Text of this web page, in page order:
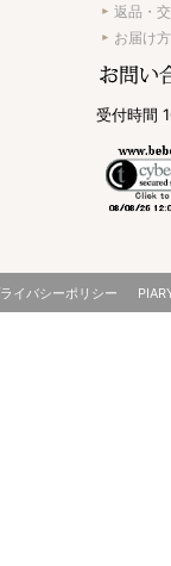
返品・
お届け
受付時間
イバシーポリシー